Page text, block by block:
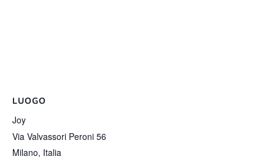
LUOGO
Joy
Via Valvassori Peroni 56
Milano, Italia